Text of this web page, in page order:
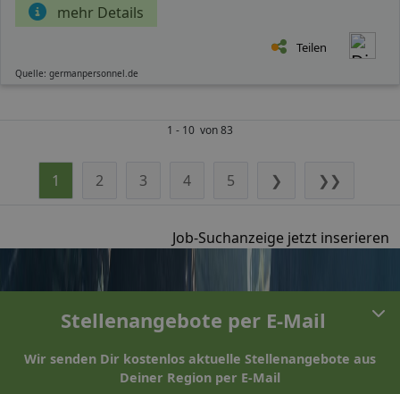
mehr Details
Teilen
Quelle: germanpersonnel.de
1 - 10 von 83
1 2 3 4 5 ❯ ❯❯
Job-Suchanzeige jetzt inserieren
Stellenangebote per E-Mail
Wir senden Dir kostenlos aktuelle Stellenangebote aus
Deiner Region per E-Mail